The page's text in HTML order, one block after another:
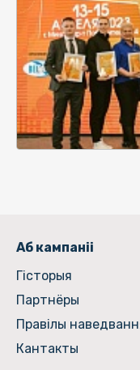
Аб кампаніі
Гiсторыя
Партнёры
Правілы
Кантакты